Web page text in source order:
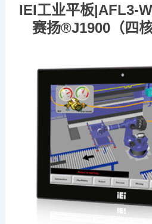
IEI工业平板|AFL3-
赛扬®J1900（四